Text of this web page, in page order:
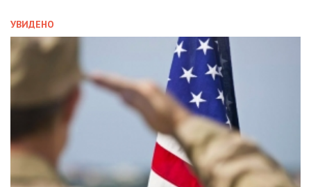
УВИДЕНО